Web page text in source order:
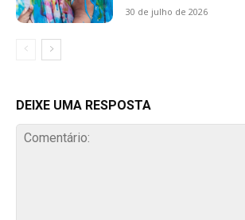
30 de julho de 2026
DEIXE UMA RESPOSTA